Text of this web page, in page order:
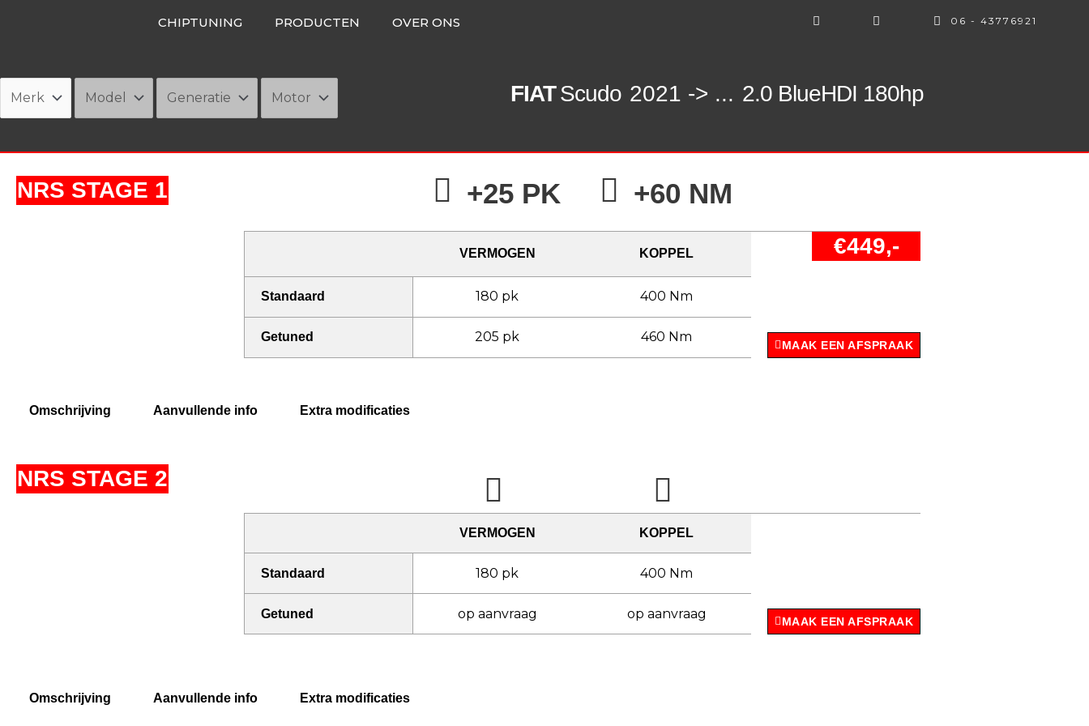
CHIPTUNING PRODUCTEN OVER ONS 06 - 43776921
FIATScudo 2021 -> ... 2.0 BlueHDI 180hp
NRS STAGE 1 +25 PK +60 NM
VERMOGEN KOPPEL €449,-
Standaard 180 pk 400 Nm
Getuned 205 pk 460 Nm
MAAK EEN AFSPRAAK
Omschrijving Aanvullende info Extra modificaties
NRS STAGE 2
VERMOGEN KOPPEL
Standaard 180 pk 400 Nm
Getuned op aanvraag op aanvraag
MAAK EEN AFSPRAAK
Omschrijving Aanvullende info Extra modificaties